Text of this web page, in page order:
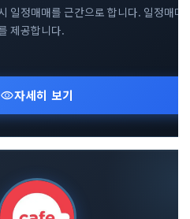
일정매매를 근간으로 합니다. 일정매매
제공합니다.
visibility자세히 보기